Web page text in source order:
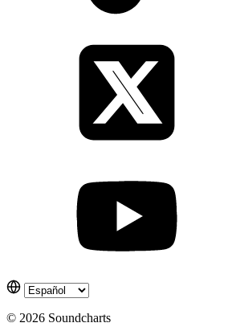
© 2026 Soundcharts